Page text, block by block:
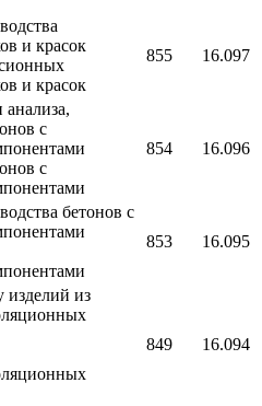
и красок
и красок
855 16.097
с
с
854 16.096
бетонов с
853 16.095
изделий из
849 16.094